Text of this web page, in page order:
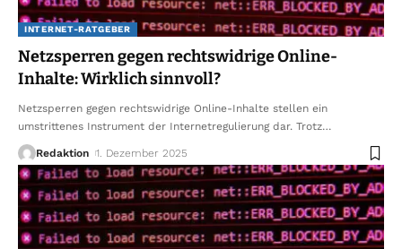
INTERNET-RATGEBER
Netzsperren gegen rechtswidrige Online-
Inhalte: Wirklich sinnvoll?
Netzsperren gegen rechtswidrige Online-Inhalte stellen ein
umstrittenes Instrument der Internetregulierung dar. Trotz…
Redaktion 1. Dezember 2025